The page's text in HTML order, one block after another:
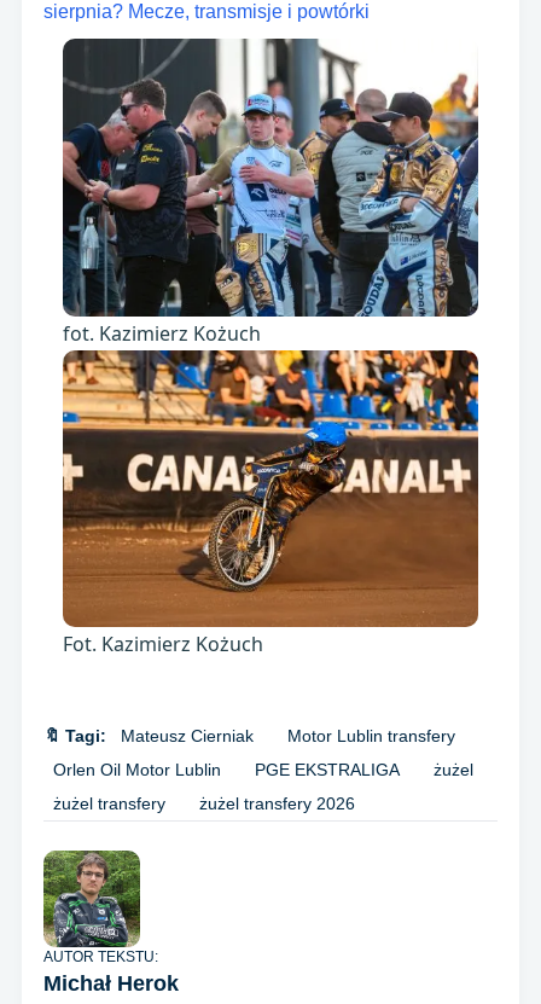
sierpnia? Mecze, transmisje i powtórki
fot. Kazimierz Kożuch
Fot. Kazimierz Kożuch
🔖 Tagi: Mateusz Cierniak
Motor Lublin transfery
Orlen Oil Motor Lublin
PGE EKSTRALIGA
żużel
żużel transfery
żużel transfery 2026
AUTOR TEKSTU:
Michał Herok